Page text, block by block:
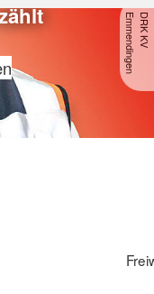
D
R
K
K
V
E
m
m
e
n
d
in
g
e
n